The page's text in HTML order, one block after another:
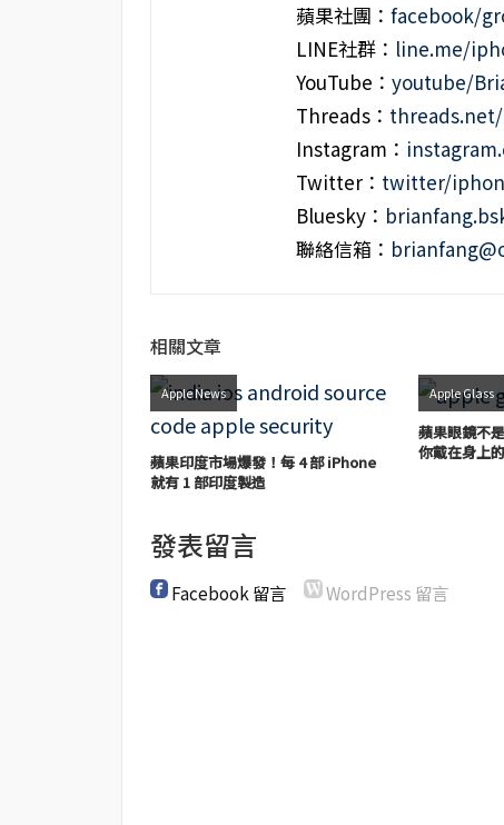
蘋果社團： facebook/
LINE社群： line.me/
YouTube： youtube/
Threads：
Instagram：
Twitter： twitter/
Bluesky：
聯絡信箱：
相關文章
Apple News
蘋果印度市場爆發！每 4 部 iPhone
就有 1 部印度製造
Apple Glass
蘋果眼鏡不
你戴在身上
發表留言
Facebook 留言 WordPress 留言